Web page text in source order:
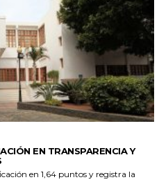
EN TRANSPARENCIA Y
en 1,64 puntos y registra la